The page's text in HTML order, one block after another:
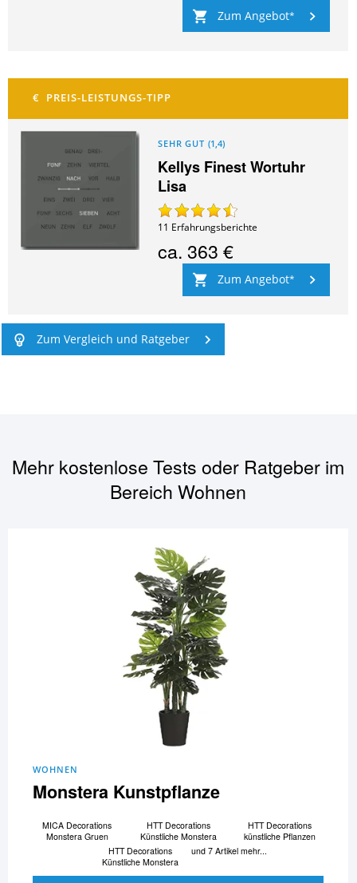
Zum Angebot
SEHR GUT (1,4)
Kellys Finest Wortuhr
Lisa
11 Erfahrungsberichte
ca.363 €
Zum Angebot
Zum Vergleich und Ratgeber
Mehr kostenlose Tests oder Ratgeber im
BereichWohnen
WOHNEN
Monstera Kunstpflanze
MICA Decorations
Monstera Gruen
HTT Decorations
Künstliche Monstera
HTT Decorations
künstliche Pflanzen
HTT Decorations
Künstliche Monstera
und 7 Artikel mehr...